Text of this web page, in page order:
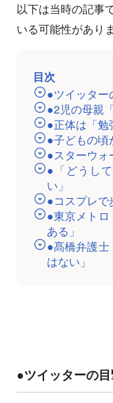
以下は当時の記事
いる可能性があり
目次
●ツイッター
●2児の母親
●正体は「勉
●子どもの頃
●スターウォ
●「どうし
い」
●コスプレで
●東京メト
ある」
●髙橋弁護
はない」
●ツイッターの